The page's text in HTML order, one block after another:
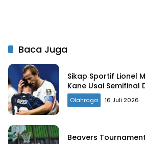
Baca Juga
Sikap Sportif Lionel
Kane Usai Semifinal
Olahraga 16 Juli 2026
Beavers